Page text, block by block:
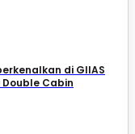
di GIIAS
Double Cabin